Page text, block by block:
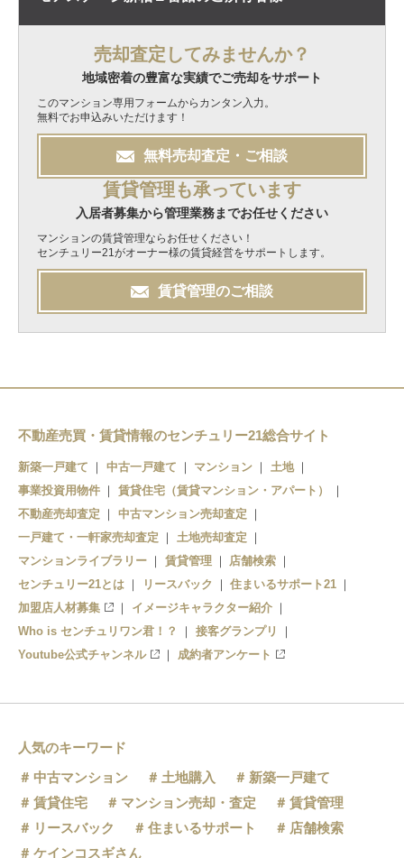
売却査定してみませんか？
地域密着の豊富な実績でご売却をサポート
このマンション専用フォームからカンタン入力。
無料でお申込みいただけます！
無料売却査定・ご相談
賃貸管理も承っています
入居者募集から管理業務までお任せください
マンションの賃貸管理ならお任せください！
センチュリー21がオーナー様の賃貸経営をサポートします。
賃貸管理のご相談
不動産売買・賃貸情報のセンチュリー21総合サイト
新築一戸建て 中古一戸建て マンション
土地
事業投資用物件
賃貸住宅（賃貸マンション・アパート）
不動産売却査定
中古マンション売却査定
一戸建て・一軒家売却査定
土地売却査定
マンションライブラリー
賃貸管理
店舗検索
センチュリー21とは
リースバック
住まいるサポート21
加盟店人材募集
イメージキャラクター紹介
Who is センチュリワン君！？
接客グランプリ
Youtube公式チャンネル
成約者アンケート
人気のキーワード
中古マンション
土地購入
新築一戸建て
賃貸住宅
マンション売却・査定
賃貸管理
リースバック
住まいるサポート
店舗検索
ケインコスギさん